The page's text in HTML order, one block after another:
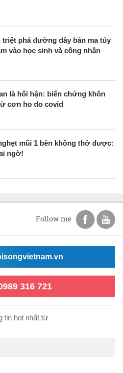
triệt phá đường dây bán ma túy
vào học sinh và công nhân
là hối hận: biến chứng khôn
cơn ho do covid
mũi 1 bên không thở được:
ngờ!
Follow me
316 721
tin hot nhất từ